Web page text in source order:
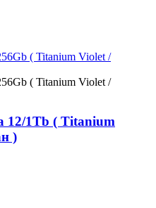
12/1Tb ( Titanium
)